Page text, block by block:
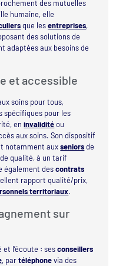
des mutuelles
humaine, elle
que lesentreprises,
des solutions de
adaptées aux besoins de
et accessible
soins pour tous,
spécifiques pour les
eninvaliditéou
aux soins. Son dispositif
notamment auxseniorsde
qualité, à un tarif
également descontrats
rapport qualité/prix,
territoriaux.
sur
et l’écoute : sesconseillers
, partéléphonevia des